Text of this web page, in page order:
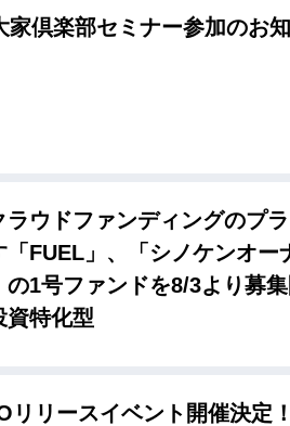
家倶楽部セミナー参加のお
ラウドファンディングのプ
「FUEL」、「シノケンオー
の1号ファンドを8/3より募
資特化型
リリースイベント開催決定